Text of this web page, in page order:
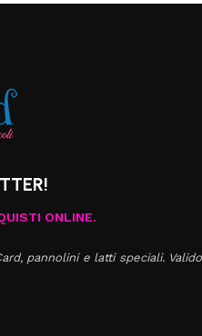
ONLINE.
pannolini e latti speciali. Valido